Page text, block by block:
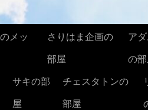
メッ
さりはま企画の
部屋
ア
の
サキの部
屋
チェスタトンの
部屋